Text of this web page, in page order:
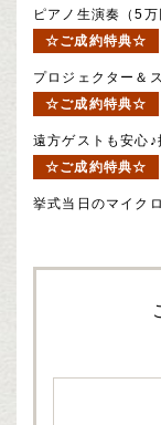
ピアノ生演奏（5
☆ご成約特典☆
プロジェクター＆
☆ご成約特典☆
遠方ゲストも安心♪
☆ご成約特典☆
挙式当日のマイク